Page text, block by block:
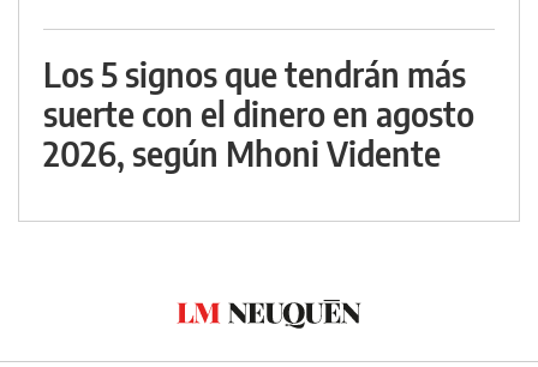
Los 5 signos que tendrán más
suerte con el dinero en agosto
2026, según Mhoni Vidente